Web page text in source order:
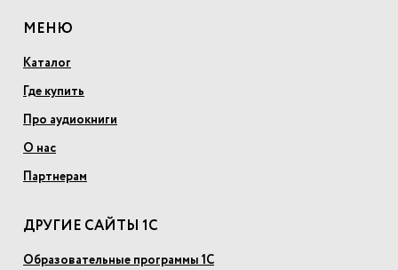
МЕНЮ
Каталог
Где купить
Про аудиокниги
О нас
Партнерам
ДРУГИЕ САЙТЫ 1С
Образовательные программы 1С